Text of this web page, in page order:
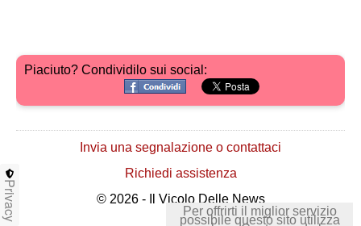
Piaciuto? Condividilo sui social:
Invia una segnalazione o contattaci
Richiedi assistenza
© 2026 - Il Vicolo Delle News
Per offrirti il miglior servizio
possibile questo sito utilizza
Privacy